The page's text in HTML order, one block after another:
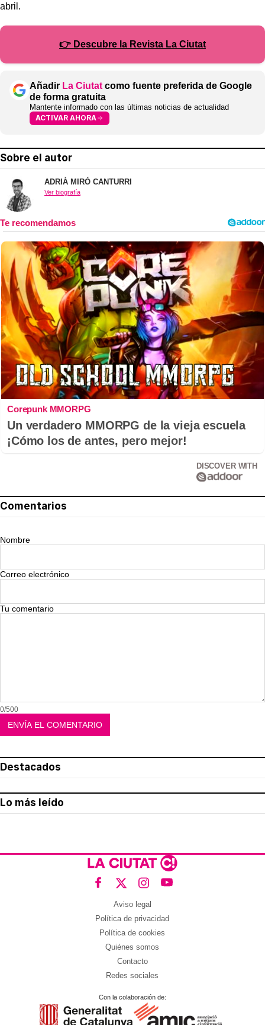
abril.
👉 Descubre la Revista La Ciutat
Añadir La Ciutat como fuente preferida de Google
de forma gratuita
Mantente informado con las últimas noticias de actualidad
ACTIVAR AHORA
Sobre el autor
ADRIÀ MIRÓ CANTURRI
Ver biografía
Corepunk MMORPG
Un verdadero MMORPG de la vieja escuela
¡Cómo los de antes, pero mejor!
DISCOVER WITH
Comentarios
Nombre
Correo electrónico
Tu comentario
0/500
Destacados
Lo más leído
Aviso legal
Política de privacidad
Política de cookies
Quiénes somos
Contacto
Redes sociales
Con la colaboración de: